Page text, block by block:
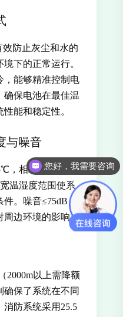
效防止灰尘和水的
下的正常运行。
，能够精准控制电
确保电池在最佳温
能和稳定性。
与噪音
，相对湿度要求
温湿度范围使系
。噪音≤75dB，
周边环境的影响。
2000m以上需降额
保了系统在不同
防系统采用25.5
您好，我需要咨询